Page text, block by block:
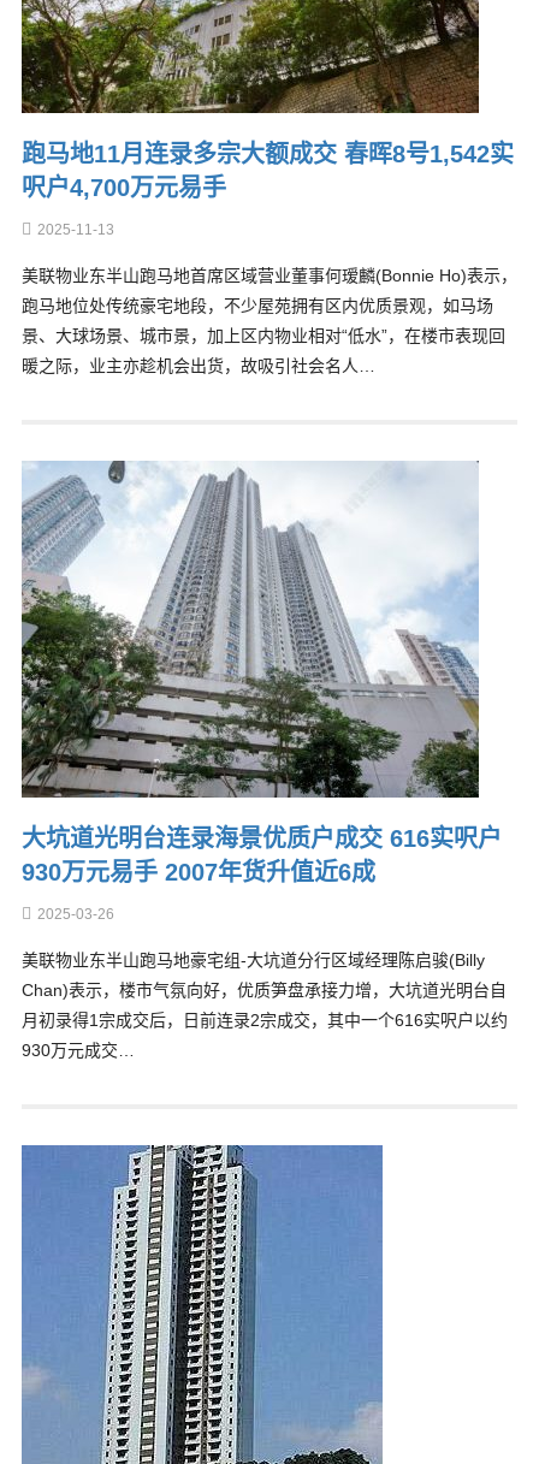
跑马地11月连录多宗大额成交 春晖8号1,542实
呎户4,700万元易手
2025-11-13
美联物业东半山跑马地首席区域营业董事何瑷麟(Bonnie Ho)表示，
跑马地位处传统豪宅地段，不少屋苑拥有区内优质景观，如马场
景、大球场景、城市景，加上区内物业相对“低水”，在楼市表现回
暖之际，业主亦趁机会出货，故吸引社会名人…
大坑道光明台连录海景优质户成交 616实呎户
930万元易手 2007年货升值近6成
2025-03-26
美联物业东半山跑马地豪宅组-大坑道分行区域经理陈启骏(Billy
Chan)表示，楼市气氛向好，优质笋盘承接力增，大坑道光明台自
月初录得1宗成交后，日前连录2宗成交，其中一个616实呎户以约
930万元成交…